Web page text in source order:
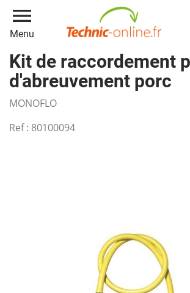
menu
Menu
Kit de raccordement
d'abreuvement porc
MONOFLO
Ref : 80100094